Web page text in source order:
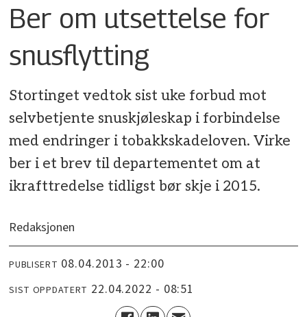
Ber om utsettelse for
snusflytting
Stortinget vedtok sist uke forbud mot
selvbetjente snuskjøleskap i forbindelse
med endringer i tobakkskadeloven. Virke
ber i et brev til departementet om at
ikrafttredelse tidligst bør skje i 2015.
Redaksjonen
PUBLISERT 08.04.2013 - 22:00
SIST OPPDATERT 22.04.2022 - 08:51